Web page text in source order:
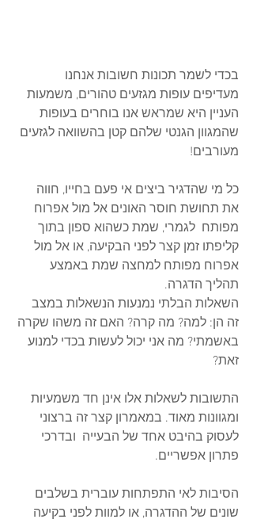
בכדי לשמר תכונות חשובות אנחנו
מעדיפים עופות מגזעים טהורים, משמעות
העניין היא שמראש אנו בוחרים בעופות
שהמגוון הגנטי שלהם קטן בהשוואה לגזעים
מעורבים!
כל מי שהדגיר ביצים אי פעם בחייו, חווה
את תחושת חוסר האונים אל מול אפרוח
מפותח  לגמרי, שמת כשהוא ספון בתוך
קליפתו זמן קצר לפני הבקיעה, או אל מול
אפרוח מפותח למחצה שמת באמצע
תהליך הדגרה.
השאלות הבלתי נמנעות הנשאלות במצב
זה הן: למה? מה קרה? האם זה משהו שקרה
באשמתי? מה אני יכול לעשות בכדי למנוע
זאת?
התשובות לשאלות אלו אינן חד משמעיות
ומגוונות מאוד. במאמרון קצר זה ברצוני
לעסוק בהיבט אחד של הבעייה  ובדרכי
פתרון אפשריים.
הסיבות לאי התפתחות עוברית בשלבים
שונים של ההדגרה, או למוות לפני בקיעה